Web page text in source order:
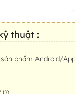
thuật :
phẩm Android/